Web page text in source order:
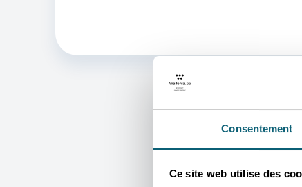
Consentement
Ce site web utilise des